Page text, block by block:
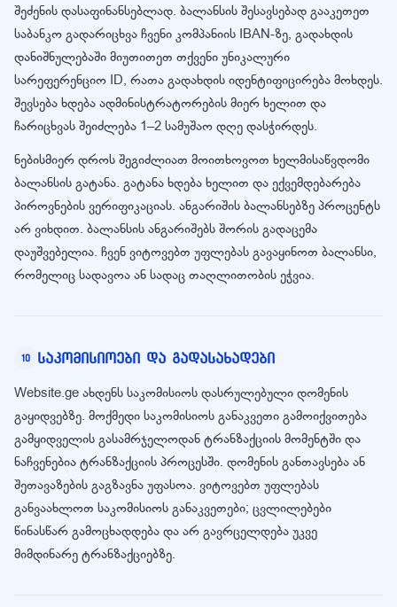
შეძენის დასაფინანსებლად. ბალანსის შესავსებად გააკეთეთ
საბანკო გადარიცხვა ჩვენი კომპანიის IBAN-ზე, გადახდის
დანიშნულებაში მიუთითეთ თქვენი უნიკალური
სარეფერენციო ID, რათა გადახდის იდენტიფიცირება მოხდეს.
შევსება ხდება ადმინისტრატორების მიერ ხელით და
ჩარიცხვას შეიძლება 1–2 სამუშაო დღე დასჭირდეს.
ნებისმიერ დროს შეგიძლიათ მოითხოვოთ ხელმისაწვდომი
ბალანსის გატანა. გატანა ხდება ხელით და ექვემდებარება
პიროვნების ვერიფიკაციას. ანგარიშის ბალანსებზე პროცენტს
არ ვიხდით. ბალანსის ანგარიშებს შორის გადაცემა
დაუშვებელია. ჩვენ ვიტოვებთ უფლებას გავაყინოთ ბალანსი,
რომელიც სადავოა ან სადაც თაღლითობის ეჭვია.
10 საკომისიოები და გადასახადები
Website.ge ახდენს საკომისიოს დასრულებული დომენის
გაყიდვებზე. მოქმედი საკომისიოს განაკვეთი გამოიქვითება
გამყიდველის გასამრჯელოდან ტრანზაქციის მომენტში და
ნაჩვენებია ტრანზაქციის პროცესში. დომენის განთავსება ან
შეთავაზების გაგზავნა უფასოა. ვიტოვებთ უფლებას
განვაახლოთ საკომისიოს განაკვეთები; ცვლილებები
წინასწარ გამოცხადდება და არ გავრცელდება უკვე
მიმდინარე ტრანზაქციებზე.